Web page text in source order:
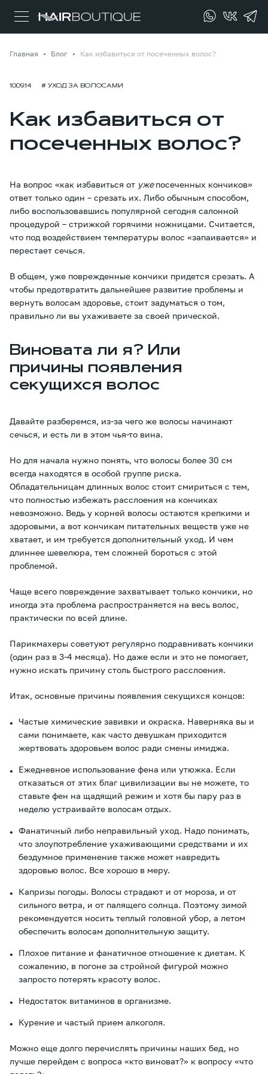
Главная Блог Как избавиться от посеченных волос?
10.09.14 # УХОД ЗА ВОЛОСАМИ
Как избавиться от
посеченных волос?
На вопрос «как избавиться от ужепосеченных кончиков»
ответ только один – срезать их. Либо обычным способом,
либо воспользовавшись популярной сегодня салонной
процедурой – стрижкой горячими ножницами. Считается,
что под воздействием температуры волос «запаивается» и
перестает сечься.
В общем, уже поврежденные кончики придется срезать. А
чтобы предотвратить дальнейшее развитие проблемы и
вернуть волосам здоровье, стоит задуматься о том,
правильно ли вы ухаживаете за своей прической.
Виновата ли я? Или
причины появления
секущихся волос
Давайте разберемся, из-за чего же волосы начинают
сечься, и есть ли в этом чья-то вина.
Но для начала нужно понять, что волосы более 30 см
всегда находятся в особой группе риска.
Обладательницам длинных волос стоит смириться с тем,
что полностью избежать расслоения на кончиках
невозможно. Ведь у корней волосы остаются крепкими и
здоровыми, а вот кончикам питательных веществ уже не
хватает, и им требуется дополнительный уход. И чем
длиннее шевелюра, тем сложней бороться с этой
проблемой.
Чаще всего повреждение захватывает только кончики, но
иногда эта проблема распространяется на весь волос,
практически по всей длине.
Парикмахеры советуют регулярно подравнивать кончики
(один раз в 3-4 месяца). Но даже если и это не помогает,
нужно искать причину столь быстрого расслоения.
Итак, основные причины появления секущихся концов:
Частые химические завивки и окраска. Наверняка вы и
сами понимаете, как часто девушкам приходится
жертвовать здоровьем волос ради смены имиджа.
Ежедневное использование фена или утюжка. Если
отказаться от этих благ цивилизации вы не можете, то
ставьте фен на щадящий режим и хотя бы пару раз в
неделю устраивайте волосам отдых.
Фанатичный либо неправильный уход. Надо понимать,
что злоупотребление ухаживающими средствами и их
бездумное применение также может навредить
здоровью волос. Все хорошо в меру.
Капризы погоды. Волосы страдают и от мороза, и от
сильного ветра, и от палящего солнца. Поэтому зимой
рекомендуется носить теплый головной убор, а летом
обеспечить волосам дополнительную защиту.
Плохое питание и фанатичное отношение к диетам. К
сожалению, в погоне за стройной фигурой можно
запросто потерять красоту волос.
Недостаток витаминов в организме.
Курение и частый прием алкоголя.
Можно еще долго перечислять причины наших бед, но
лучше перейдем с вопроса «кто виноват?» к вопросу «что